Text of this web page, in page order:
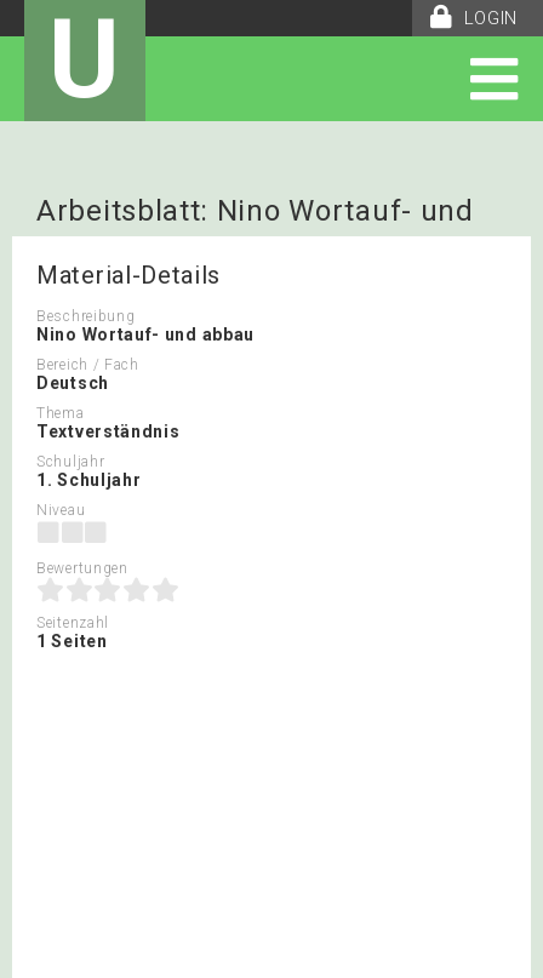
LOGIN
U
Arbeitsblatt: Nino Wortauf- und
abbau
Material-Details
Beschreibung
Nino Wortauf- und abbau
Bereich / Fach
Deutsch
Thema
Textverständnis
Schuljahr
1. Schuljahr
Niveau
Bewertungen
Seitenzahl
1 Seiten